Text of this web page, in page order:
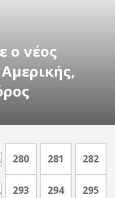
ο νέος
280 281 282
293 294 295